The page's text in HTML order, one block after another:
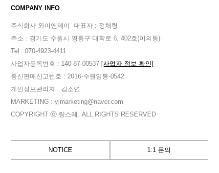
COMPANY INFO
주식회사 와이앤제이
대표자 : 정채령
주소 : 경기도 수원시 영통구 대학로 6, 402호(이의동)
Tel : 070-4923-4411
사업자등록번호 : 140-87-00537 [사업자 정보 확인]
통신판매신고번호 : 2016-수원영통-0542
개인정보관리자 : 김소연
MARKETING : yjmarketing@naver.com
COPYRIGHT ⓒ 랑스레. ALL RIGHTS RESERVED
NOTICE 1:1 문의